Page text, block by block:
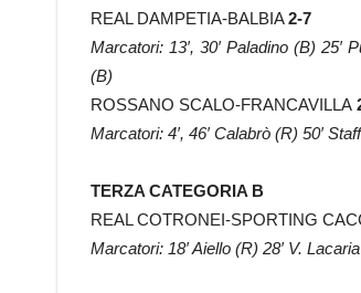
REAL DAMPETIA-BALBIA2-7
Marcatori: 13′, 30′ Paladino (B) 25′
(B)
ROSSANO SCALO-FRANCAVILLA
Marcatori: 4′, 46′ Calabrò (R) 50′
TERZA CATEGORIA B
REAL COTRONEI-SPORTING
Marcatori: 18′ Aiello (R) 28′ V.